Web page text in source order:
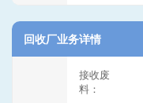
回收厂业务详情
接收废
料：